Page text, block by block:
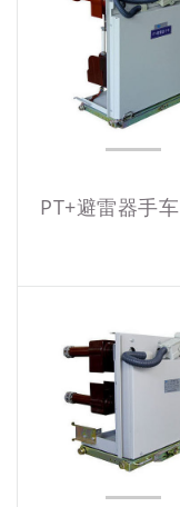
PT+避雷器手车